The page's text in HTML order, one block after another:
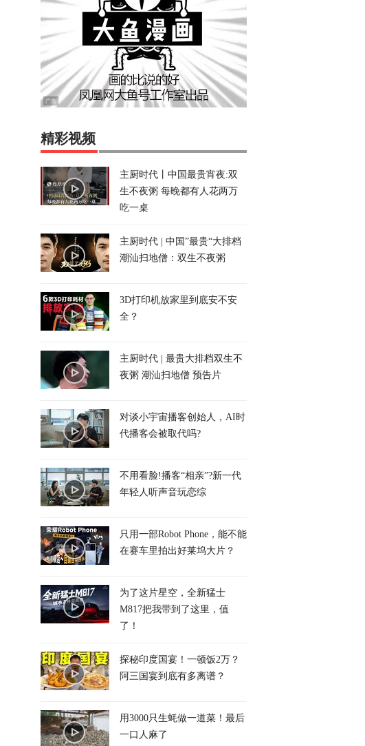
精彩视频
主厨时代丨中国最贵宵夜:双
生不夜粥 每晚都有人花两万
吃一桌
主厨时代 | 中国”最贵“大排档
潮汕扫地僧：双生不夜粥
3D打印机放家里到底安不安
全？
主厨时代 | 最贵大排档双生不
夜粥 潮汕扫地僧 预告片
对谈小宇宙播客创始人，AI时
代播客会被取代吗?
不用看脸!播客“相亲”?新一代
年轻人听声音玩恋综
只用一部Robot Phone，能不能
在赛车里拍出好莱坞大片？
为了这片星空，全新猛士
M817把我带到了这里，值
了！
探秘印度国宴！一顿饭2万？
阿三国宴到底有多离谱？
用3000只生蚝做一道菜！最后
一口人麻了